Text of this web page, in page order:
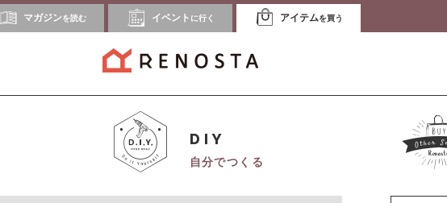
マガジンを読む イベント に行く アイテムを買う
DIY
自分でつくる